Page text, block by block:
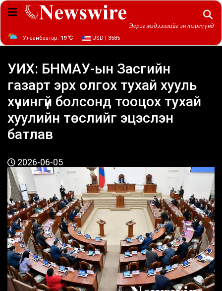
Эерэг мэдээллийг эн тэргүүнд
Улаанбаатар: 19 ℃ USD | 3585
УИХ: БНМАУ-ын Засгийн
газарт эрх олгох тухай хууль
хүчингүй болсонд тооцох тухай
хуулийн төслийг эцэслэн
батлав
2026-06-05